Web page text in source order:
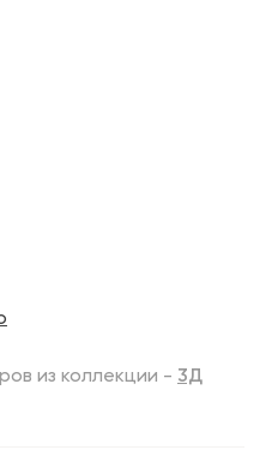
из коллекции - 3Д